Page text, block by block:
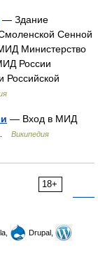
— Здание
Сенной
Министерство
России
Российской
— Вход в МИД
Википедия
18+
Drupal,